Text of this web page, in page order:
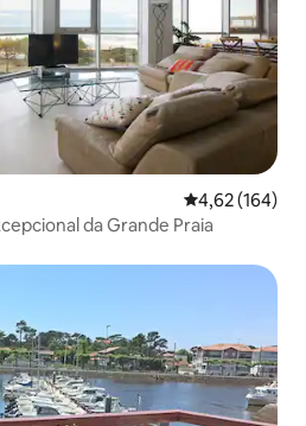
4,62 de uma
4,62 (164)
da Grande Praia